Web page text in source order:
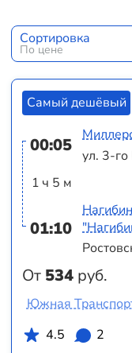
Сортировка
По цене
Самый дешёвый
00:05
1 ч 5 м
01:10
От 534 руб.
ул. 3-
Южная
4.5
2